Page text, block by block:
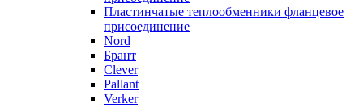
Пластинчатые теплообменники фланцевое
присоединение
Nord
Брант
Clever
Pallant
Verker